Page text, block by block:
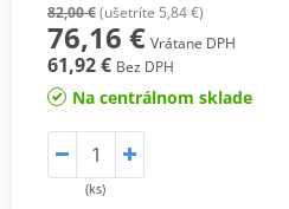
82,00 €(ušetríte 5,84 €)
76,16 € Vrátane DPH
61,92 € Bez DPH
Na centrálnom sklade
(ks)